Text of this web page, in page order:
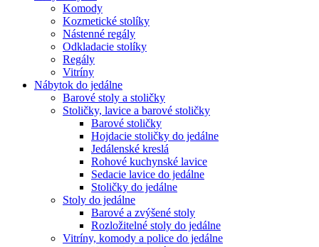
Komody
Kozmetické stolíky
Nástenné regály
Odkladacie stolíky
Regály
Vitríny
Nábytok do jedálne
Barové stoly a stoličky
Stoličky, lavice a barové stoličky
Barové stoličky
Hojdacie stoličky do jedálne
Jedálenské kreslá
Rohové kuchynské lavice
Sedacie lavice do jedálne
Stoličky do jedálne
Stoly do jedálne
Barové a zvýšené stoly
Rozložitelné stoly do jedálne
Vitríny, komody a police do jedálne